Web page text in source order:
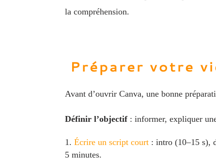
la compréhension.
Préparer votre
Avant d’ouvrir Canva, une bonne
Définir l’objectif: informer, expliquer
Écrire un script court : intro (10–15 s),
5 minutes.